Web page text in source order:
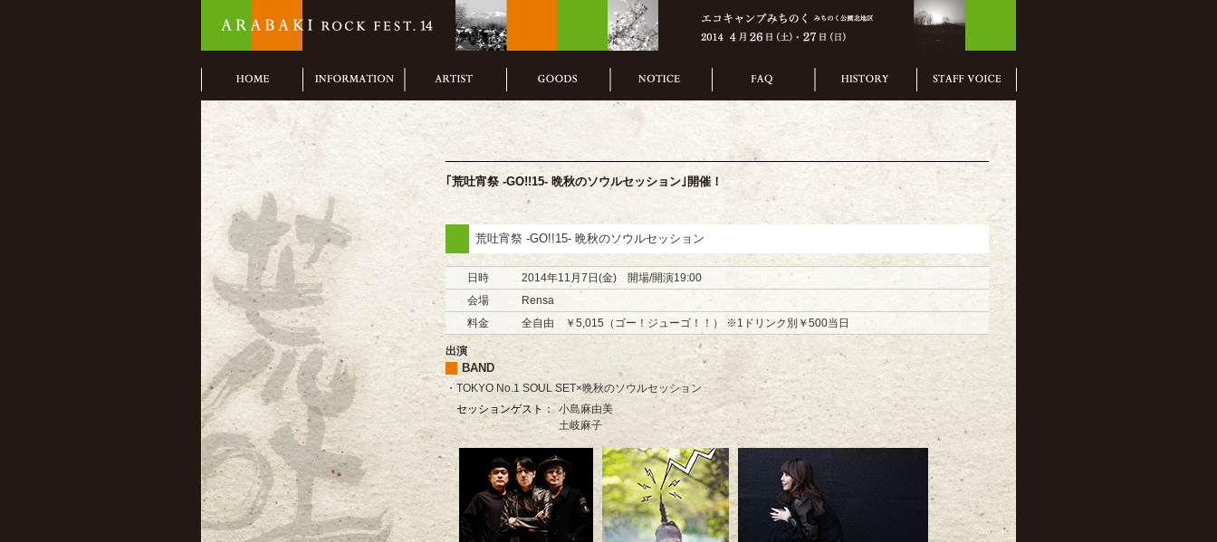
｢荒吐宵祭 -GO!!15- 晩秋のソウルセッション｣開催！
荒吐宵祭 -GO!!15- 晩秋のソウルセッション
日時
2014年11月7日(金) 開場/開演19:00
会場
Rensa
料金
全自由 ￥5,015（ゴー！ジューゴ！！） ※1ドリンク別￥500当日
出演
BAND
・TOKYO No.1 SOUL SET×晩秋のソウルセッション
セッションゲスト： 小島麻由美
土岐麻子